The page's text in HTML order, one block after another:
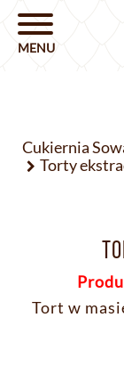
Cukiernia
Torty
Tort w